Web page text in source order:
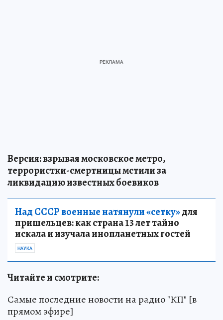
Версия: взрывая московское метро,
террористки-смертницы мстили за
ликвидацию известных боевиков
Над СССР военные натянули «сетку»для
пришельцев: как страна 13 лет тайно
искала и изучала инопланетных гостей
НАУКА
Читайте и смотрите:
Самые последние новости на радио "КП" [в
прямом эфире]